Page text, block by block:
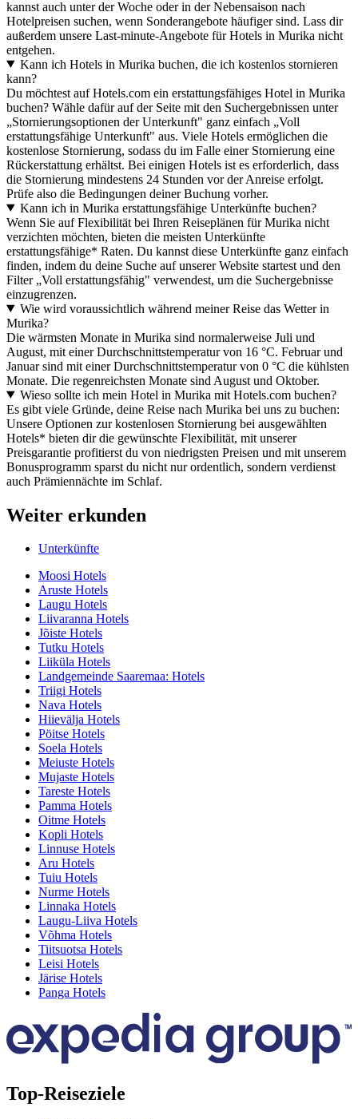
kannst auch unter der Woche oder in der Nebensaison nach
Hotelpreisen suchen, wenn Sonderangebote häufiger sind. Lass dir
außerdem unsere Last-minute-Angebote für Hotels in Murika nicht
entgehen.
Kann ich Hotels in Murika buchen, die ich kostenlos stornieren
kann?
Du möchtest auf Hotels.com ein erstattungsfähiges Hotel in Murika
buchen? Wähle dafür auf der Seite mit den Suchergebnissen unter
„Stornierungsoptionen der Unterkunft" ganz einfach „Voll
erstattungsfähige Unterkunft" aus. Viele Hotels ermöglichen die
kostenlose Stornierung, sodass du im Falle einer Stornierung eine
Rückerstattung erhältst. Bei einigen Hotels ist es erforderlich, dass
die Stornierung mindestens 24 Stunden vor der Anreise erfolgt.
Prüfe also die Bedingungen deiner Buchung vorher.
Kann ich in Murika erstattungsfähige Unterkünfte buchen?
Wenn Sie auf Flexibilität bei Ihren Reiseplänen für Murika nicht
verzichten möchten, bieten die meisten Unterkünfte
erstattungsfähige* Raten. Du kannst diese Unterkünfte ganz einfach
finden, indem du deine Suche auf unserer Website startest und den
Filter „Voll erstattungsfähig" verwendest, um die Suchergebnisse
einzugrenzen.
Wie wird voraussichtlich während meiner Reise das Wetter in
Murika?
Die wärmsten Monate in Murika sind normalerweise Juli und
August, mit einer Durchschnittstemperatur von 16 °C. Februar und
Januar sind mit einer Durchschnittstemperatur von 0 °C die kühlsten
Monate. Die regenreichsten Monate sind August und Oktober.
Wieso sollte ich mein Hotel in Murika mit Hotels.com buchen?
Es gibt viele Gründe, deine Reise nach Murika bei uns zu buchen:
Unsere Optionen zur kostenlosen Stornierung bei ausgewählten
Hotels* bieten dir die gewünschte Flexibilität, mit unserer
Preisgarantie profitierst du von niedrigsten Preisen und mit unserem
Bonusprogramm sparst du nicht nur ordentlich, sondern verdienst
auch Prämiennächte im Schlaf.
Weiter erkunden
Unterkünfte
Moosi Hotels
Aruste Hotels
Laugu Hotels
Liivaranna Hotels
Jõiste Hotels
Tutku Hotels
Liiküla Hotels
Landgemeinde Saaremaa: Hotels
Triigi Hotels
Nava Hotels
Hiievälja Hotels
Pöitse Hotels
Soela Hotels
Meiuste Hotels
Mujaste Hotels
Tareste Hotels
Pamma Hotels
Oitme Hotels
Kopli Hotels
Linnuse Hotels
Aru Hotels
Tuiu Hotels
Nurme Hotels
Linnaka Hotels
Laugu-Liiva Hotels
Võhma Hotels
Tiitsuotsa Hotels
Leisi Hotels
Järise Hotels
Panga Hotels
Top-Reiseziele